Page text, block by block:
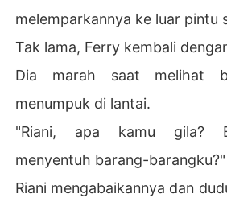
melemparkannya ke luar pintu
Tak lama, Ferry kembali
Dia marah saat melihat
menumpuk di lantai.
"Riani, apa kamu gila?
menyentuh barang-barangku?"
Riani mengabaikannya dan